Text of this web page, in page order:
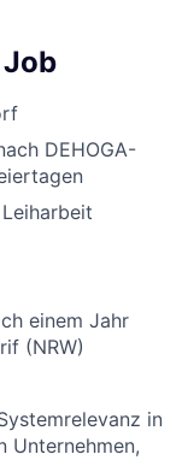
DEHOGA-
einem Jahr
(NRW)
in
Unternehmen,